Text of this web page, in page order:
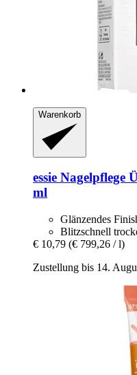
Warenkorb
essie Nagelpflege
ml
Glänzendes
Blitzschnell
€ 10,79 (€ 799,26 / l)
Zustellung bis 14.